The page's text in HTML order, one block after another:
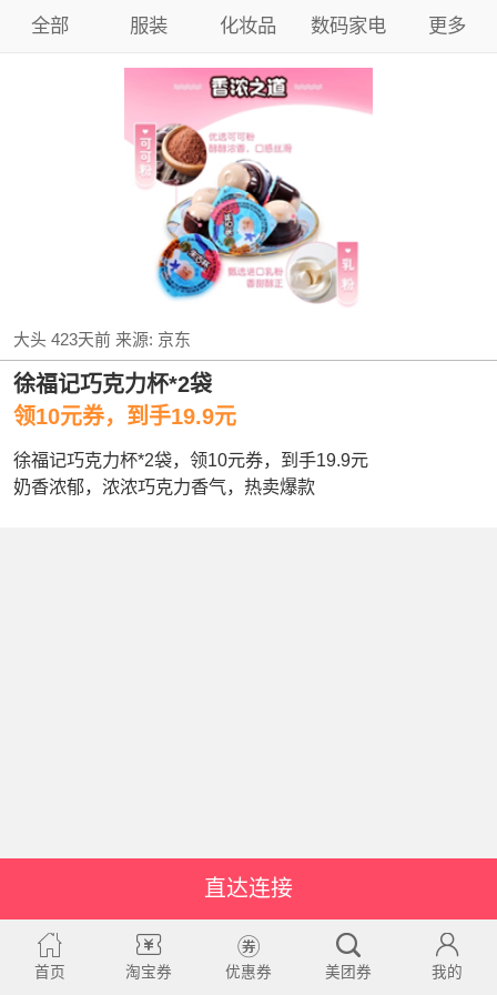
全部 服装 化妆品 数码家电 更多
大头 423天前来源: 京东
徐福记巧克力杯*2袋
领10元券，到手19.9元
徐福记巧克力杯*2袋，领10元券，到手19.9元
奶香浓郁，浓浓巧克力香气，热卖爆款
直达连接
首页 淘宝券 优惠券 美团券 我的